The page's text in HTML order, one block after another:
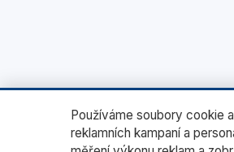
Používáme soubory cookie
reklamních kampaní a